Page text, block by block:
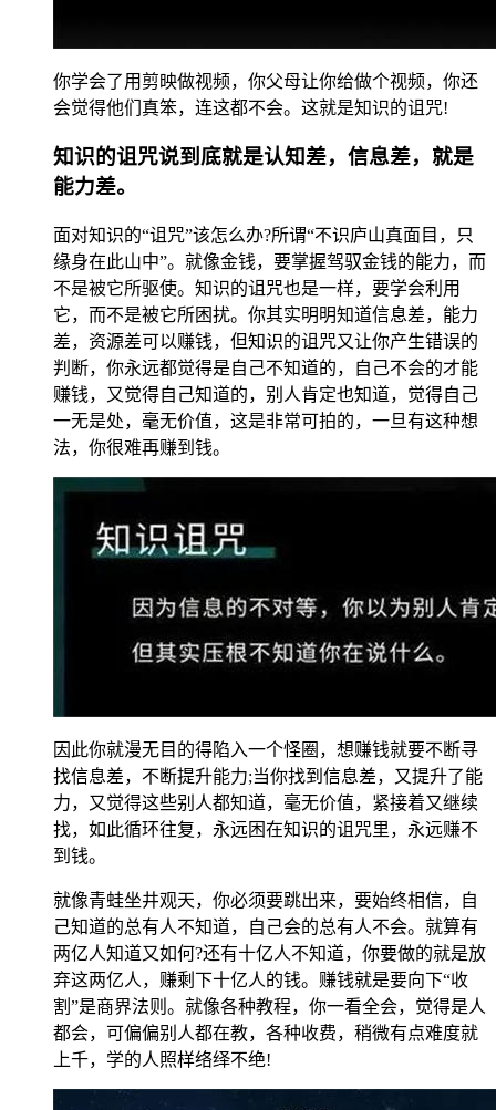
你学会了用剪映做视频，你父母让你给做个视频，你还
会觉得他们真笨，连这都不会。这就是知识的诅咒!
知识的诅咒说到底就是认知差，信息差，就是
能力差。
面对知识的“诅咒”该怎么办?所谓“不识庐山真面目，只
缘身在此山中”。就像金钱，要掌握驾驭金钱的能力，而
不是被它所驱使。知识的诅咒也是一样，要学会利用
它，而不是被它所困扰。你其实明明知道信息差，能力
差，资源差可以赚钱，但知识的诅咒又让你产生错误的
判断，你永远都觉得是自己不知道的，自己不会的才能
赚钱，又觉得自己知道的，别人肯定也知道，觉得自己
一无是处，毫无价值，这是非常可拍的，一旦有这种想
法，你很难再赚到钱。
因此你就漫无目的得陷入一个怪圈，想赚钱就要不断寻
找信息差，不断提升能力;当你找到信息差，又提升了能
力，又觉得这些别人都知道，毫无价值，紧接着又继续
找，如此循环往复，永远困在知识的诅咒里，永远赚不
到钱。
就像青蛙坐井观天，你必须要跳出来，要始终相信，自
己知道的总有人不知道，自己会的总有人不会。就算有
两亿人知道又如何?还有十亿人不知道，你要做的就是放
弃这两亿人，赚剩下十亿人的钱。赚钱就是要向下“收
割”是商界法则。就像各种教程，你一看全会，觉得是人
都会，可偏偏别人都在教，各种收费，稍微有点难度就
上千，学的人照样络绎不绝!